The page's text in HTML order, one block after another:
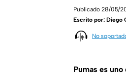
Publicado 28/05/
Escrito por: Diego
No
Pumas es